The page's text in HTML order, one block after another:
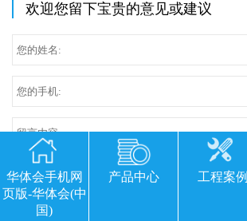
欢迎您留下宝贵的意见或建议
华体会手机网
页版-华体会(中
国)
产品中心 工程案例